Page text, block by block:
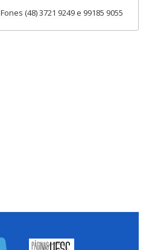
Fones (48) 3721 9249 e 99185 9055